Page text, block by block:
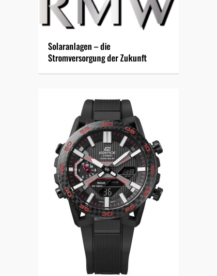
Solaranlagen – die
Stromversorgung der Zukunft